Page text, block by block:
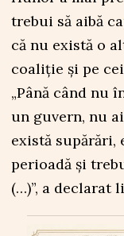
trebui să aibă
că nu există o
coaliție și pe cei
„Până când nu
un guvern, nu
există supărări,
perioadă și
(…)”, a declarat